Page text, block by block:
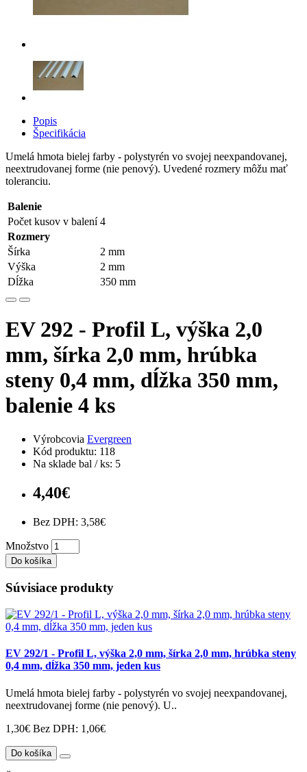
Popis
Špecifikácia
Umelá hmota bielej farby - polystyrén vo svojej neexpandovanej,
neextrudovanej forme (nie penový). Uvedené rozmery môžu mať
toleranciu.
Balenie
Počet kusov v balení 4
Rozmery
Šírka
2 mm
Výška
2 mm
Dĺžka
350 mm
EV 292 - Profil L, výška 2,0
mm, šírka 2,0 mm, hrúbka
steny 0,4 mm, dĺžka 350 mm,
balenie 4 ks
Výrobcovia Evergreen
Kód produktu: 118
Na sklade bal / ks: 5
4,40€
Bez DPH: 3,58€
Množstvo
Do košíka
Súvisiace produkty
EV 292/1 - Profil L, výška 2,0 mm, šírka 2,0 mm, hrúbka steny
0,4 mm, dĺžka 350 mm, jeden kus
Umelá hmota bielej farby - polystyrén vo svojej neexpandovanej,
neextrudovanej forme (nie penový). U..
1,30€ Bez DPH: 1,06€
Do košíka